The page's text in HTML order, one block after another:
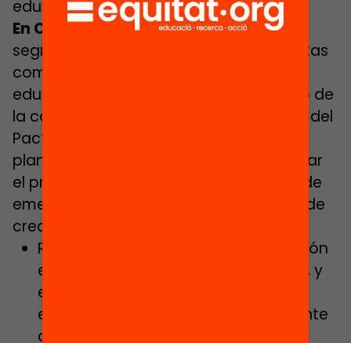
educación”.
En Comú Podem: aborda el reto de la
segregación escolar y recoge propuestas
como impulsar “un pacto social por la
educación: consensuar con el conjunto de
la comunidad educativa, y en el marco del
Pacto contra la segregación, la
planificación y las medidas para afrontar
el próximo curso escolar y la situación de
emergencia educativa en un contexto de
crecientes desigualdades”.
Revisar el pacto contra la segregación
escolar y sus medidas de desarrollo, y
el diseño de una política pública
educativa municipal para hacer frente
a la segregación.